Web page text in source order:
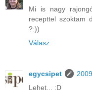
Mi is nagy
recepttel szoktam
?:))
Válasz
egycsipet
Lehet... :D